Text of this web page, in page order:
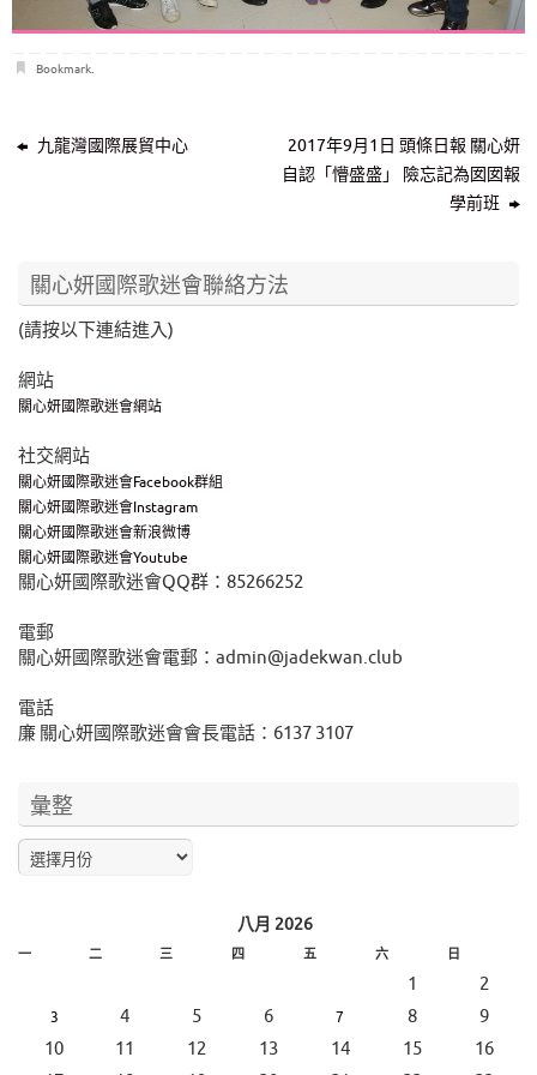
Bookmark.
九龍灣國際展貿中心
2017年9月1日 頭條日報 關心妍
自認「懵盛盛」 險忘記為囡囡報
學前班
關心妍國際歌迷會聯絡方法
(請按以下連結進入)
網站
關心妍國際歌迷會網站
社交網站
關心妍國際歌迷會Facebook群組
關心妍國際歌迷會Instagram
關心妍國際歌迷會新浪微博
關心妍國際歌迷會Youtube
關心妍國際歌迷會QQ群：85266252
電郵
關心妍國際歌迷會電郵：admin@jadekwan.club
電話
廉 關心妍國際歌迷會會長電話：6137 3107
彙整
八月 2026
一 二 三 四 五 六 日
1 2
3 4 5 6 7 8
9
10
11 12 13 14 15
16